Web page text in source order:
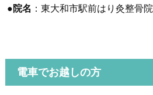
●院名 ：東大和市駅前はり灸整骨院
電車でお越しの方